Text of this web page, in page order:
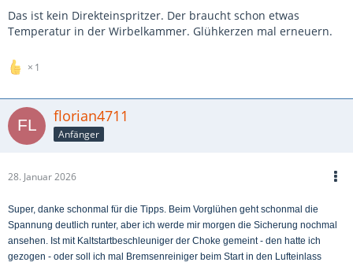
Das ist kein Direkteinspritzer. Der braucht schon etwas
Temperatur in der Wirbelkammer. Glühkerzen mal erneuern.
1
florian4711
Anfänger
28. Januar 2026
Super, danke schonmal für die Tipps. Beim Vorglühen geht schonmal die
Spannung deutlich runter, aber ich werde mir morgen die Sicherung nochmal
ansehen. Ist mit Kaltstartbeschleuniger der Choke gemeint - den hatte ich
gezogen - oder soll ich mal Bremsenreiniger beim Start in den Lufteinlass